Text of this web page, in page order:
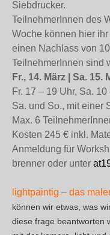
Siebdrucker.
TeilnehmerInnen des
Woche können hier
einen Nachlass von
TeilnehmerInnen sind
Fr., 14. März | Sa. 15.
Fr. 17 – 19 Uhr, Sa.
Sa. und So., mit einer
Max. 6
Kosten 245 € inkl.
Anmeldung für
brenner oder unter
lightpaintig – das
können wir etwas, was
diese frage beantworten